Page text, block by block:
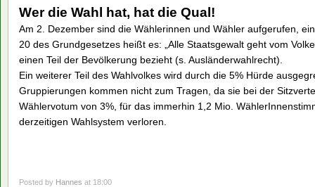
Wer die Wahl hat, hat die Qual!
Am 2. Dezember sind die Wählerinnen und Wähler aufgerufen,
20 des Grundgesetzes heißt es: „Alle Staatsgewalt geht vom
einen Teil der Bevölkerung bezieht (s. Ausländerwahlrecht).
Ein weiterer Teil des Wahlvolkes wird durch die 5% Hürde
Gruppierungen kommen nicht zum Tragen, da sie bei der
Wählervotum von 3%, für das immerhin 1,2 Mio.
derzeitigen Wahlsystem verloren.
Posted by Hannes at 18:00